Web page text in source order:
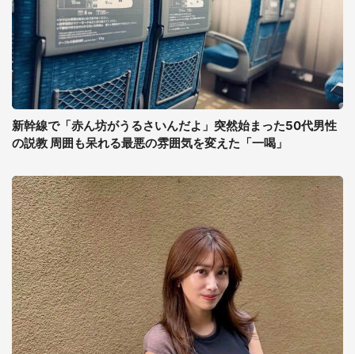
新幹線で「赤ん坊がうるさいんだよ」突然始まった50代男性
の説教 周囲も呆れる最悪の雰囲気を変えた「一喝」